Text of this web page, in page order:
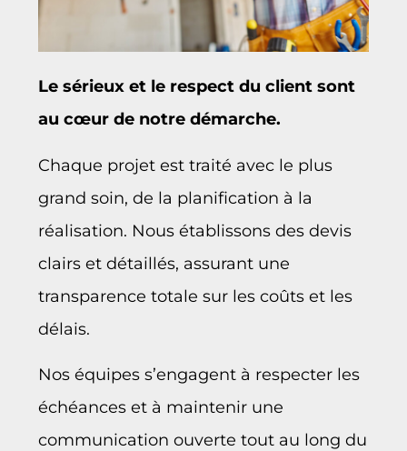
Le sérieux et le respect du client sont
au cœur de notre démarche.
Chaque projet est traité avec le plus
grand soin, de la planification à la
réalisation. Nous établissons des devis
clairs et détaillés, assurant une
transparence totale sur les coûts et les
délais.
Nos équipes s’engagent à respecter les
échéances et à maintenir une
communication ouverte tout au long du